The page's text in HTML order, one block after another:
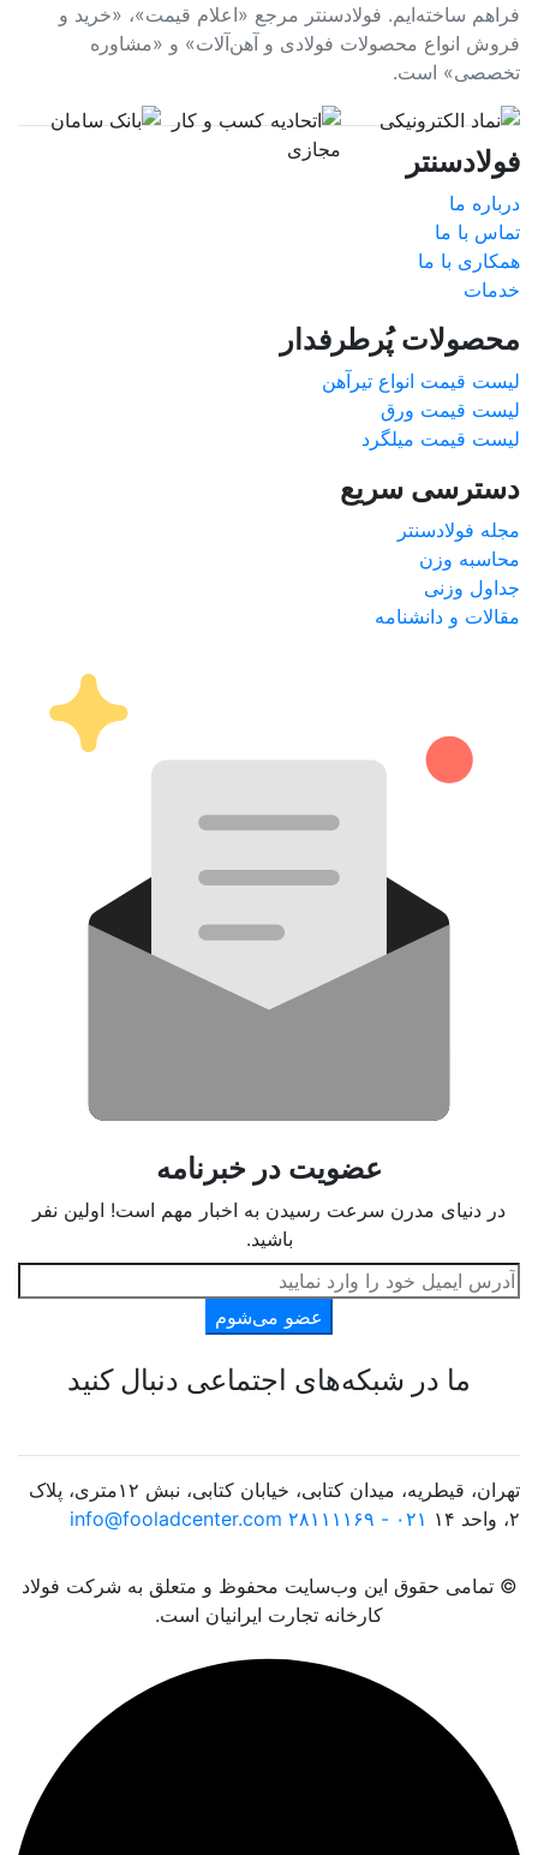
فراهم ساخته‌ایم. فولادسنتر مرجع «اعلام قیمت»، «خرید و
فروش انواع محصولات فولادی و آهن‌آلات» و «مشاوره
تخصصی» است.
فولادسنتر
درباره ما
تماس با ما
همکاری با ما
خدمات
محصولات پُرطرفدار
لیست قیمت انواع تیرآهن
لیست قیمت ورق
لیست قیمت میلگرد
دسترسی سریع
مجله فولادسنتر
محاسبه وزن
جداول وزنی
مقالات و دانشنامه
عضویت در خبرنامه
در دنیای مدرن سرعت رسیدن به اخبار مهم است! اولین نفر
باشید.
عضو می‌شوم
ما در شبکه‌های اجتماعی دنبال کنید
تهران، قیطریه، میدان کتابی، خیابان کتابی، نبش ۱۲متری، پلاک
۲، واحد ۱۴
۰۲۱ - ۲۸۱۱۱۱۶۹ info@fooladcenter.com
© تمامی حقوق این وب‌سایت محفوظ و متعلق به شرکت فولاد
کارخانه تجارت ایرانیان است.